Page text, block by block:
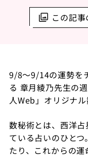
この記事
9/8～9/14の運勢を
る 章月綾乃先生の
人Web」オリジナル
数秘術とは、西洋
ている占いのひと
たり、これからの運